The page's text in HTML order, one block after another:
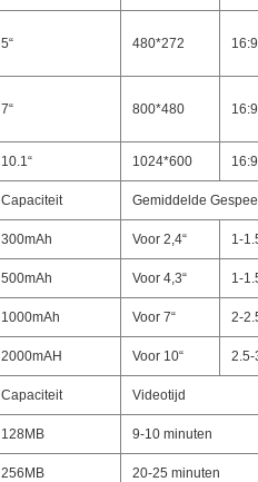
5“ 480*272 16:9
7“ 800*480 16:9
10.1“ 1024*600 16:9
Capaciteit Gemiddelde
300mAh Voor 2,4“ 1-
500mAh Voor 4,3“ 1-
1000mAh Voor 7“ 2-
2000mAH Voor 10“ 2.5-
Capaciteit Videotijd
128MB 9-10 minuten
256MB 20-25 minuten